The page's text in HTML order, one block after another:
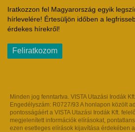
Iratkozzon fel Magyarország egyik
hírlevelére! Értesüljön időben a
érdekes hírekről!
Feliratkozom
Minden jog fenntartva. VISTA Utazási Irodák
Engedélyszám: R0727/93 A honlapon közölt
pontosságáért a VISTA Utazási Irodák Kft.
megjelenített információk elírásokat,
ezen esetleges elírások kijavítása érdekében